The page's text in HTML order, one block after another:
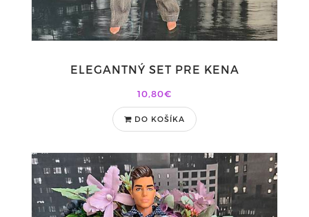
ELEGANTNÝ SET PRE KENA
10,80€
DO KOŠÍKA